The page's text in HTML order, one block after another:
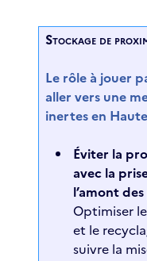
Stockage de
Le rôle à jouer
aller vers une
inertes en
Éviter la
avec la
l’amont
Optimiser
et le
suivre la